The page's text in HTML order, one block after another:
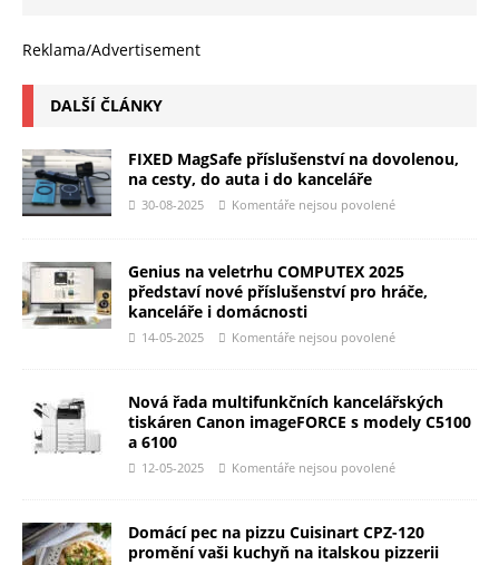
Reklama/Advertisement
DALŠÍ ČLÁNKY
FIXED MagSafe příslušenství na dovolenou,
na cesty, do auta i do kanceláře
30-08-2025 Komentáře nejsou povolené
Genius na veletrhu COMPUTEX 2025
představí nové příslušenství pro hráče,
kanceláře i domácnosti
14-05-2025 Komentáře nejsou povolené
Nová řada multifunkčních kancelářských
tiskáren Canon imageFORCE s modely C5100
a 6100
12-05-2025 Komentáře nejsou povolené
Domácí pec na pizzu Cuisinart CPZ-120
promění vaši kuchyň na italskou pizzerii